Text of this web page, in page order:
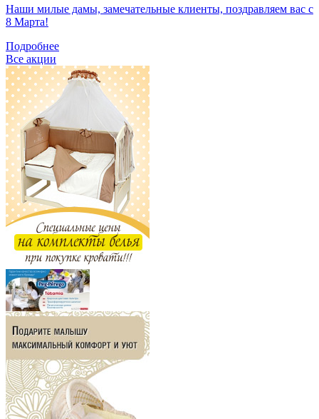
Наши милые дамы, замечательные клиенты, поздравляем вас с
8 Марта!
Подробнее
Все акции